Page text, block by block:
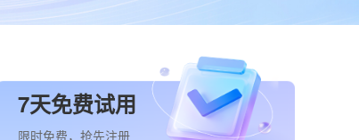
7天免费试用
限时免费，抢先注册